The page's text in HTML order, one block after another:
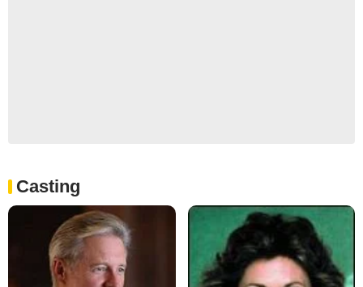
Casting